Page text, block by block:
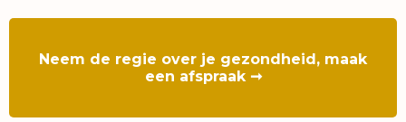
Neem de regie over je gezondheid, maak
een afspraak ➞